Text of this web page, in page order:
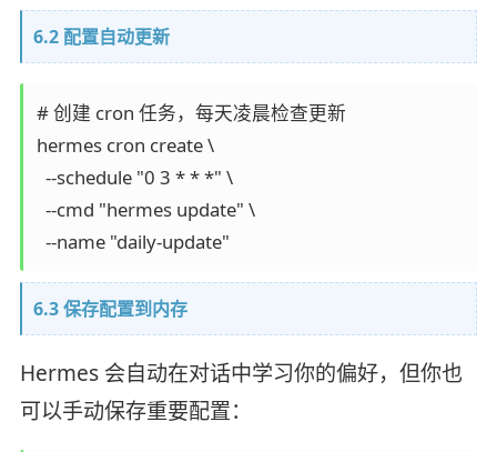
6.2 配置自动更新
# 创建 cron 任务，每天凌晨检查更新
hermes cron create \
  --schedule "0 3 * * *" \
  --cmd "hermes update" \
6.3 保存配置到内存
Hermes 会自动在对话中学习你的偏好，但你也
可以手动保存重要配置：